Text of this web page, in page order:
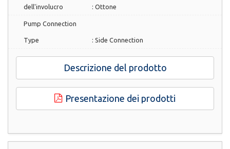
dell'involucro : Ottone
Pump Connection
Type : Side Connection
Descrizione del prodotto
Presentazione dei prodotti